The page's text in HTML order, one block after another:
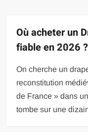
Où acheter un
fiable en 2026 ?
On cherche un
reconstitution
de France » dans
tombe sur une